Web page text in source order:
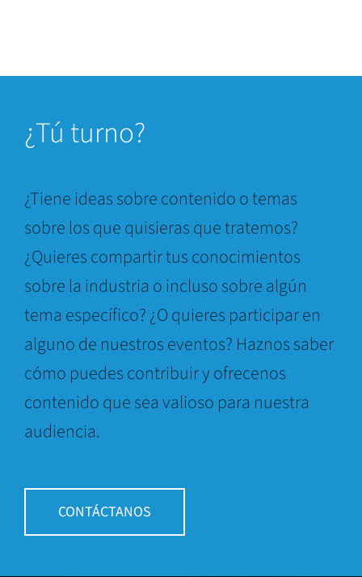
¿Tú turno?
¿Tiene ideas sobre contenido o temas
sobre los que quisieras que tratemos?
¿Quieres compartir tus conocimientos
sobre la industria o incluso sobre algún
tema específico? ¿O quieres participar en
alguno de nuestros eventos? Haznos saber
cómo puedes contribuir y ofrecenos
contenido que sea valioso para nuestra
audiencia.
CONTÁCTANOS